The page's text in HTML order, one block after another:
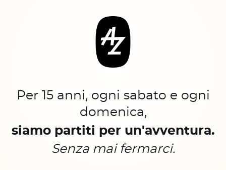
Per 15 anni, ogni sabato e ogni
domenica,
siamo partiti per un'avventura.
Senza mai fermarci.